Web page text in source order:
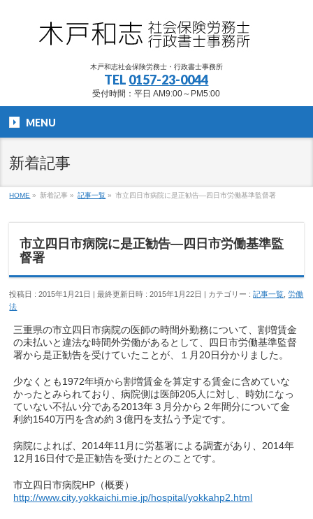
木戸和志社会保険労務士・行政書士事務所
TEL 0157-23-0044
受付時間：平日 AM9:00～PM5:00
MENU
新着記事
HOME » 新着記事 » 記事一覧 » 市立四日市病院に是正勧告―四日市労働基準監督署
市立四日市病院に是正勧告―四日市労働基準監
督署
投稿日 : 2015年1月21日 最終更新日時 : 2015年1月22日 カテゴリー :記事一覧 ,労働
法
三重県の市立四日市病院の医師の時間外勤務について、割増賃金
の未払いと違法な時間外労働があるとして、四日市労働基準監督
署から是正勧告を受けていたことが、１月20日分かりました。
少なくとも1972年頃から割増賃金を算定する賃金に含めていな
かったとみられており、病院側は医師205人に対し、時効になっ
ていない不払い分である2013年３月分から２年間分について金
利約1540万円を含め約３億円を支払う予定です。
病院によれば、2014年11月に労基署による調査があり、2014年
12月16日付で是正勧告を受けたとのことです。
市立四日市病院HP（概要）
http://www.city.yokkaichi.mie.jp/hospital/yokkahp2.html